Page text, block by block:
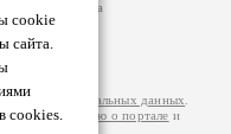
cookie
сайта.
cookies.
возможна
можете
за
на
персональных данных
информацию о портале и